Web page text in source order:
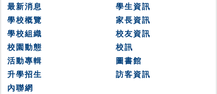
最新消息
學校概覽
學校組織
校園動態
活動專輯
升學招生
學生資訊
家長資訊
校友資訊
校訊
圖書館
訪客資訊
內聯網